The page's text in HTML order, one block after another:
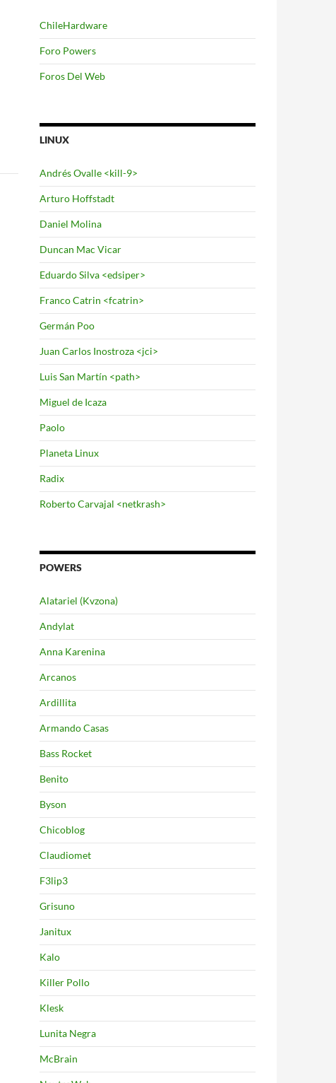
ChileHardware
Foro Powers
Foros Del Web
LINUX
Andrés Ovalle <kill-9>
Arturo Hoffstadt
Daniel Molina
Duncan Mac Vicar
Eduardo Silva <edsiper>
Franco Catrin <fcatrin>
Germán Poo
Juan Carlos Inostroza <jci>
Luis San Martín <path>
Miguel de Icaza
Paolo
Planeta Linux
Radix
Roberto Carvajal <netkrash>
POWERS
Alatariel (Kvzona)
Andylat
Anna Karenina
Arcanos
Ardillita
Armando Casas
Bass Rocket
Benito
Byson
Chicoblog
Claudiomet
F3lip3
Grisuno
Janitux
Kalo
Killer Pollo
Klesk
Lunita Negra
McBrain